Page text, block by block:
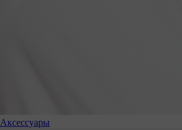
Аксессуары